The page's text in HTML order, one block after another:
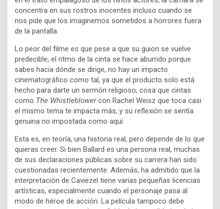
concentra en sus rostros inocentes incluso cuando se
nos pide que los imaginemos sometidos a horrores fuera
de la pantalla.
Lo peor del filme es que pese a que su guion se vuelve
predecible, el ritmo de la cinta se hace aburrido porque
sabes hacia dónde se dirige, no hay un impacto
cinematográfico como tal, ya que el producto solo está
hecho para darte un sermón religioso, cosa que cintas
como The Whistleblowercon Rachel Weisz que toca casi
el mismo tema te impacta más, y su reflexión se sentía
genuina no impostada como aquí.
Esta es, en teoría, una historia real, pero depende de lo que
quieras creer. Si bien Ballard es una persona real, muchas
de sus declaraciones públicas sobre su carrera han sido
cuestionadas recientemente. Además, ha admitido que la
interpretación de Caviezel tiene varias pequeñas licencias
artísticas, especialmente cuando el personaje pasa al
modo de héroe de acción. La película tampoco debe